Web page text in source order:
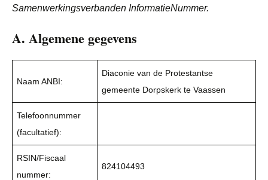
Samenwerkingsverbanden InformatieNummer.
A. Algemene gegevens
Naam ANBI:
Diaconie van de Protestantse
gemeente Dorpskerk te Vaassen
Telefoonnummer
(facultatief):
RSIN/Fiscaal
nummer:
824104493